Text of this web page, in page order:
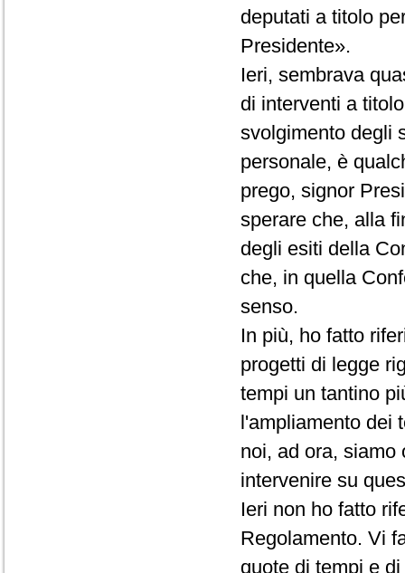
deputati a titolo
Presidente».
Ieri, sembrava
di interventi a
svolgimento degli
personale, è
prego, signor
sperare che, alla
degli esiti della
che, in quella
senso.
In più, ho fatto
progetti di legge
tempi un tantino
l'ampliamento dei
noi, ad ora, siamo
intervenire su
Ieri non ho fatto
Regolamento. Vi
quote di tempi e